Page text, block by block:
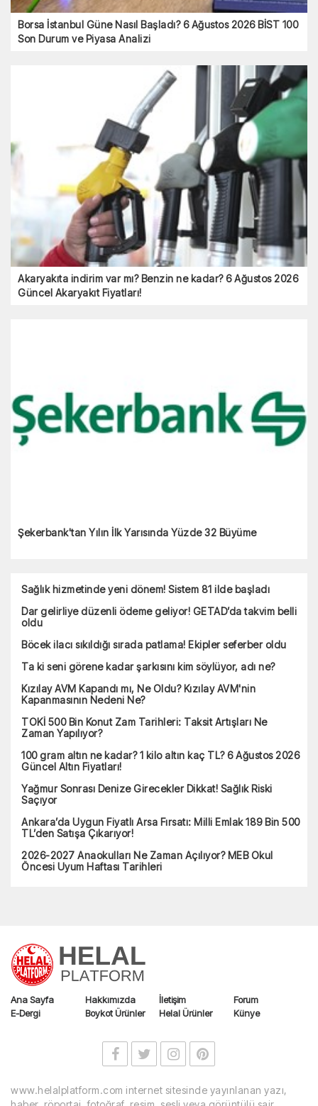
Borsa İstanbul Güne Nasıl Başladı? 6 Ağustos 2026
BİST 100 Son Durum ve Piyasa Analizi
Ankara’da Uygun Fiyatlı Arsa Fırsatı: Milli Emlak 189 Bin 500
TL’den Satışa Çıkarıyor!
ING Türkiye’nin Aktif Büyüklüğü 298.1 Milyar TL’ye Ulaştı